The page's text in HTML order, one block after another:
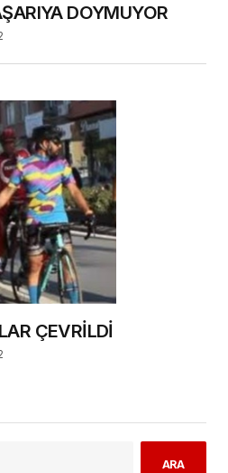
DOYMUYOR
ÇEVRİLDİ
ARA